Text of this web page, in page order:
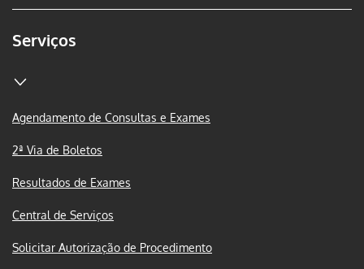
Serviços
Agendamento de Consultas e Exames
2ª Via de Boletos
Resultados de Exames
Central de Serviços
Solicitar Autorização de Procedimento